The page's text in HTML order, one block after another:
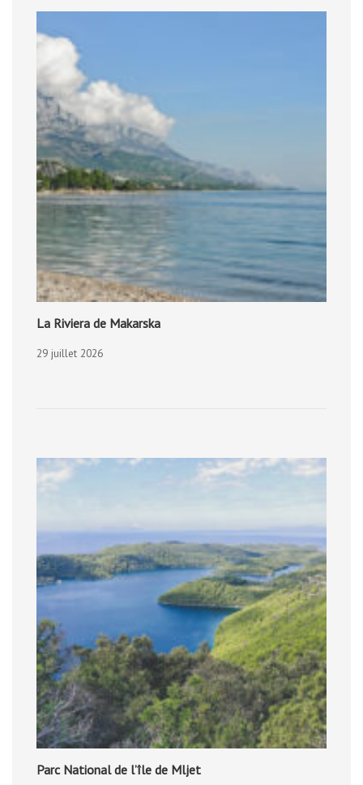
La Riviera de Makarska
29 juillet 2026
Parc National de l’île de Mljet